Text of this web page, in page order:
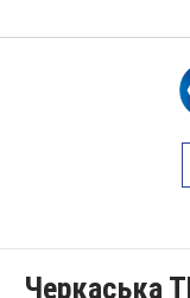
Черкаська